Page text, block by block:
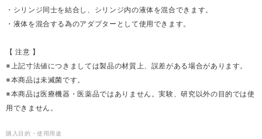
・シリンジ同士を結合し、シリンジ内の液体を混合できます。
・液体を混合する為のアダプターとして使用できます。
【 注意 】
※上記寸法値につきましては製品の材質上、誤差がある場合があります。
※本商品は未滅菌です。
※本商品は医療機器・医薬品ではありません。実験、研究以外の目的では使
用できません。
購入目的・使用用途